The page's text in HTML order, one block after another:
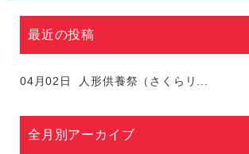
最近の投稿
04月02日 人形供養祭（さくらリ...
全月別アーカイブ